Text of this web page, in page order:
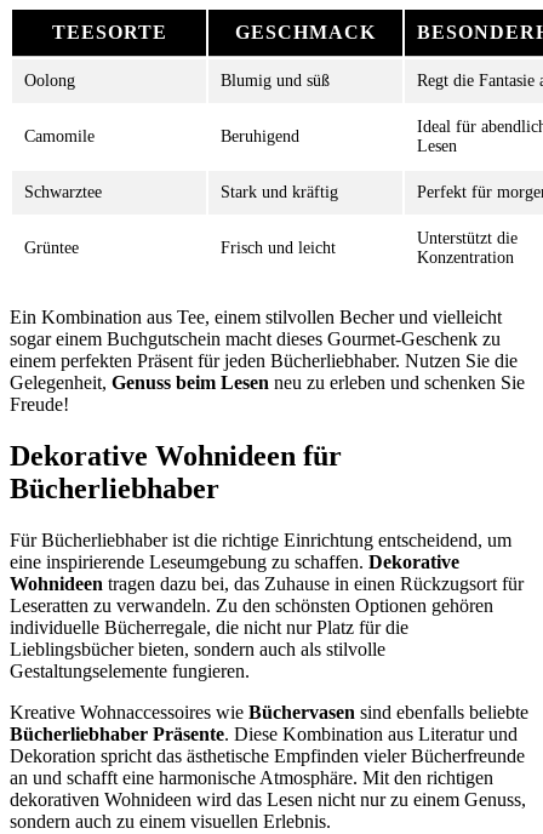
TEESORTE GESCHMACK
Oolong Blumig und süß Regt die Fantasie
Camomile Beruhigend
Ideal für
Lesen
Schwarztee Stark und kräftig Perfekt für
Grüntee Frisch und leicht
Unterstützt die
Konzentration
Ein Kombination aus Tee, einem stilvollen Becher und vielleicht
sogar einem Buchgutschein macht dieses Gourmet-Geschenk zu
einem perfekten Präsent für jeden Bücherliebhaber. Nutzen Sie die
Gelegenheit, Genuss beim Lesen neu zu erleben und schenken Sie
Freude!
Dekorative Wohnideen für
Bücherliebhaber
Für Bücherliebhaber ist die richtige Einrichtung entscheidend, um
eine inspirierende Leseumgebung zu schaffen. Dekorative
Wohnideen tragen dazu bei, das Zuhause in einen Rückzugsort für
Leseratten zu verwandeln. Zu den schönsten Optionen gehören
individuelle Bücherregale, die nicht nur Platz für die
Lieblingsbücher bieten, sondern auch als stilvolle
Gestaltungselemente fungieren.
Kreative Wohnaccessoires wie Büchervasen sind ebenfalls beliebte
Bücherliebhaber Präsente. Diese Kombination aus Literatur und
Dekoration spricht das ästhetische Empfinden vieler Bücherfreunde
an und schafft eine harmonische Atmosphäre. Mit den richtigen
dekorativen Wohnideen wird das Lesen nicht nur zu einem Genuss,
sondern auch zu einem visuellen Erlebnis.